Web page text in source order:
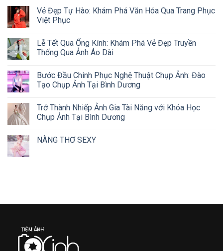
Vẻ Đẹp Tự Hào: Khám Phá Văn Hóa Qua Trang Phục
Việt Phục
Lễ Tết Qua Ống Kính: Khám Phá Vẻ Đẹp Truyền
Thống Qua Ảnh Áo Dài
Bước Đầu Chinh Phục Nghệ Thuật Chụp Ảnh: Đào
Tạo Chụp Ảnh Tại Bình Dương
Trở Thành Nhiếp Ảnh Gia Tài Năng với Khóa Học
Chụp Ảnh Tại Bình Dương
NÀNG THƠ SEXY